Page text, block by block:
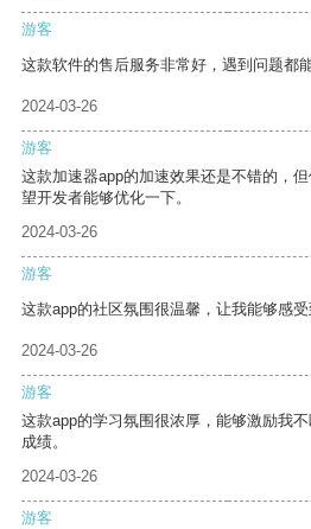
游客
这款软件的售后服务非常好，遇到问题都
2024-03-26
游客
这款加速器app的加速效果还是不错的，
望开发者能够优化一下。
2024-03-26
游客
这款app的社区氛围很温馨，让我能够感受
2024-03-26
游客
这款app的学习氛围很浓厚，能够激励我
成绩。
2024-03-26
游客